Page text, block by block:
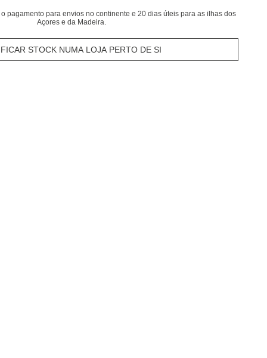
pagamento para envios no continente e 20 dias úteis para as ilhas dos
Açores e da Madeira.
STOCK NUMA LOJA PERTO DE SI